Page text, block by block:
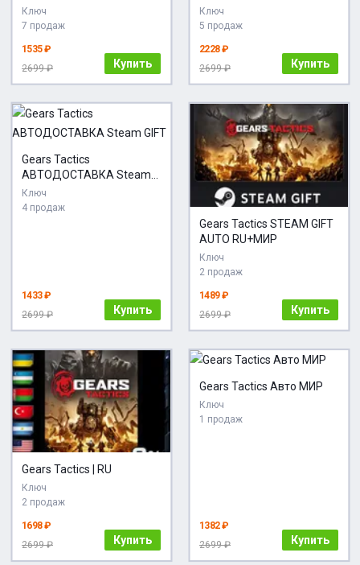
Ключ
7 продаж
1535 ₽
2699 ₽
Купить
Ключ
5 продаж
2228 ₽
2699 ₽
Купить
Gears Tactics
АВТОДОСТАВКА Steam
GIFT
Ключ
4 продаж
1433 ₽
2699 ₽
Купить
Gears Tactics STEAM GIFT
AUTO RU+МИР
Ключ
2 продаж
1489 ₽
2699 ₽
Купить
Gears Tactics | RU
Ключ
2 продаж
1698 ₽
2699 ₽
Купить
Gears Tactics Авто МИР
Ключ
1 продаж
1382 ₽
2699 ₽
Купить